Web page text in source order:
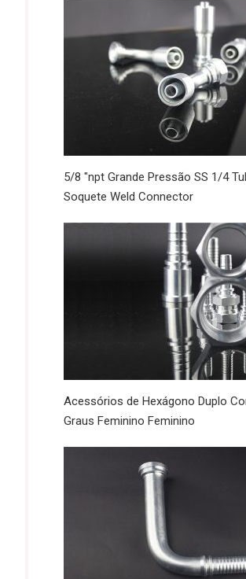
5/8 "npt Grande Pressão SS 1/4
Soquete Weld Connector
Acessórios de Hexágono Duplo
Graus Feminino Feminino